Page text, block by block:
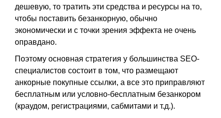
дешевую, то тратить эти средства и ресурсы на то,
чтобы поставить безанкорную, обычно
экономически и с точки зрения эффекта не очень
оправдано.
Поэтому основная стратегия у большинства SEO-
специалистов состоит в том, что размещают
анкорные покупные ссылки, а все это приправляют
бесплатным или условно-бесплатным безанкором
(краудом, регистрациями, сабмитами и т.д.).